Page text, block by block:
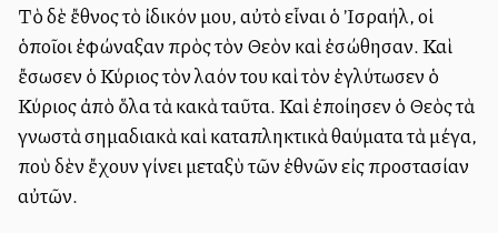
Τὸ δὲ ἔθνος τὸ ἰδικόν μου, αὐτὸ εἶναι ὁ Ἰσραήλ, οἱ
ὁποῖοι ἐφώναξαν πρὸς τὸν Θεὸν καὶ ἐσώθησαν. Καὶ
ἔσωσεν ὁ Κύριος τὸν λαόν του καὶ τὸν ἐγλύτωσεν ὁ
Κύριος ἀπὸ ὅλα τὰ κακὰ ταῦτα. Καὶ ἐποίησεν ὁ Θεὸς τὰ
γνωστὰ σημαδιακὰ καὶ καταπληκτικὰ θαύματα τὰ μέγα,
ποὺ δὲν ἔχουν γίνει μεταξὺ τῶν ἐθνῶν εἰς προστασίαν
αὐτῶν.